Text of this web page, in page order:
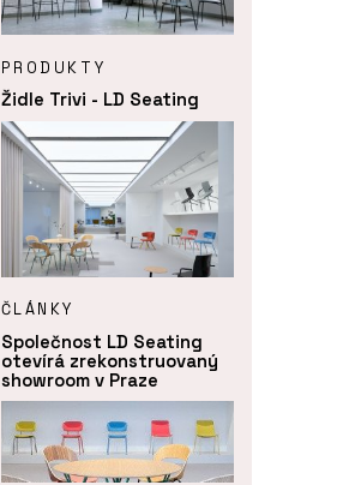
PRODUKTY
Židle Trivi - LD Seating
ČLÁNKY
Společnost LD Seating
otevírá zrekonstruovaný
showroom v Praze